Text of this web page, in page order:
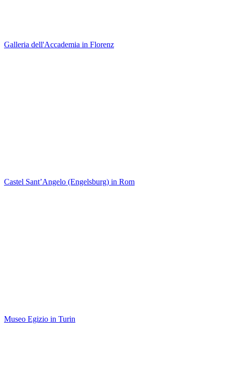
Galleria dell'Accademia in Florenz
Castel Sant’Angelo (Engelsburg) in Rom
Museo Egizio in Turin